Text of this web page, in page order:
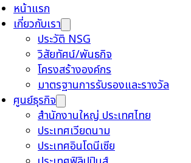
หน้าแรก
เกี่ยวกับเรา
ประวัติ NSG
วิสัยทัศน์/พันธกิจ
โครงสร้างองค์กร
มาตรฐานการรับรองและรางวัล
ศูนย์ธุรกิจ
สำนักงานใหญ่ ประเทศไทย
ประเทศเวียดนาม
ประเทศอินโดนีเซีย